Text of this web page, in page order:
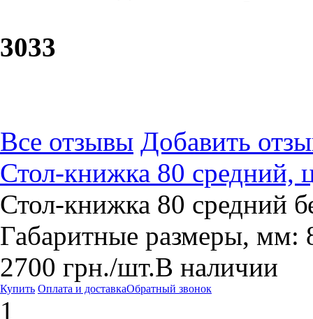
3033
Все отзывы Добавить
Стол-книжка 80 средний,
Стол-книжка 80 средний
Габаритные размеры,
2700 грн./шт.В наличии
Купить Оплата и доставкаОбратный звонок
1